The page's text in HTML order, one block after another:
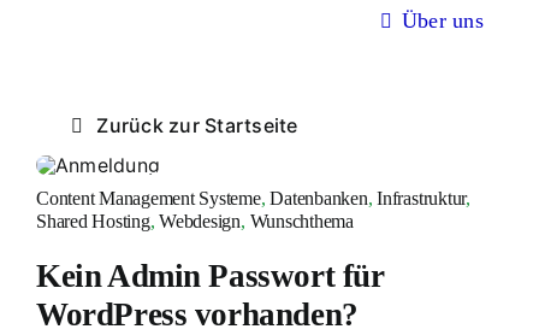
Über uns
Zurück zur Startseite
Content Management Systeme,Datenbanken,Infrastruktur,
Shared Hosting,Webdesign, Wunschthema
Kein Admin Passwort für
WordPress vorhanden?